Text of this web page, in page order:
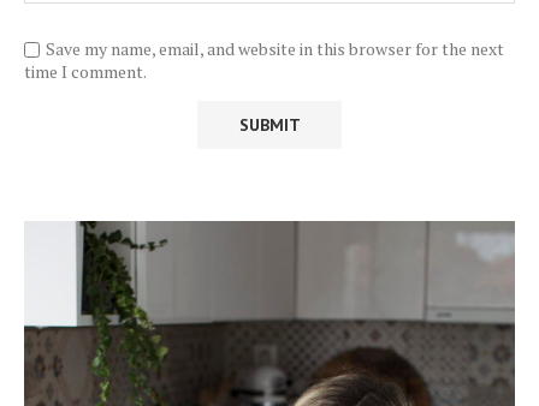
Save my name, email, and website in this browser for the next
time I comment.